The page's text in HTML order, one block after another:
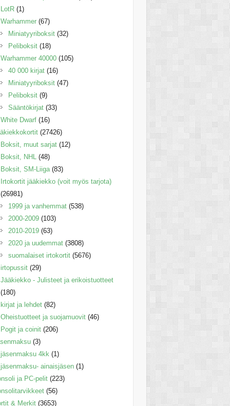
LotR (1)
Warhammer (67)
Miniatyyriboksit (32)
Peliboksit (18)
Warhammer 40000 (105)
40 000 kirjat (16)
Miniatyyriboksit (47)
Peliboksit (9)
Sääntökirjat (33)
White Dwarf (16)
(27426)
Boksit, muut sarjat (12)
Boksit, NHL (48)
Boksit, SM-Liiga (83)
Irtokortit jääkiekko (voit myös tarjota)
(26981)
1999 ja vanhemmat (538)
2000-2009 (103)
2010-2019 (63)
2020 ja uudemmat (3808)
suomalaiset irtokortit (5676)
irtopussit (29)
Jääkiekko - Julisteet ja erikoistuotteet
(180)
kirjat ja lehdet (82)
Oheistuotteet ja suojamuovit (46)
Pogit ja coinit (206)
(3)
jäsenmaksu 4kk (1)
jäsenmaksu- ainaisjäsen (1)
ja PC-pelit (223)
(56)
& Merkit (3653)